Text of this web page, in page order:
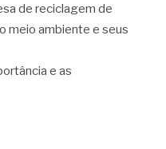
de reciclagem de
meio ambiente e seus
e as